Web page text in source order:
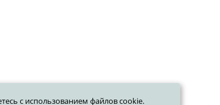
с использованием файлов cookie.